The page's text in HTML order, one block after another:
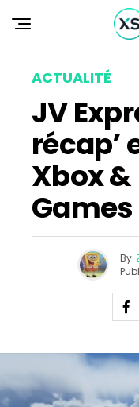
ACTUALITÉ
JV
récap’
Xbox
By